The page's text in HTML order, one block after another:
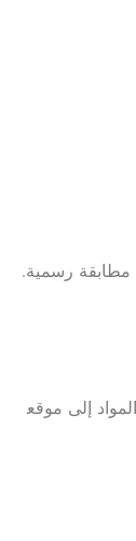
مطابقة رسمية.
إلى موقع